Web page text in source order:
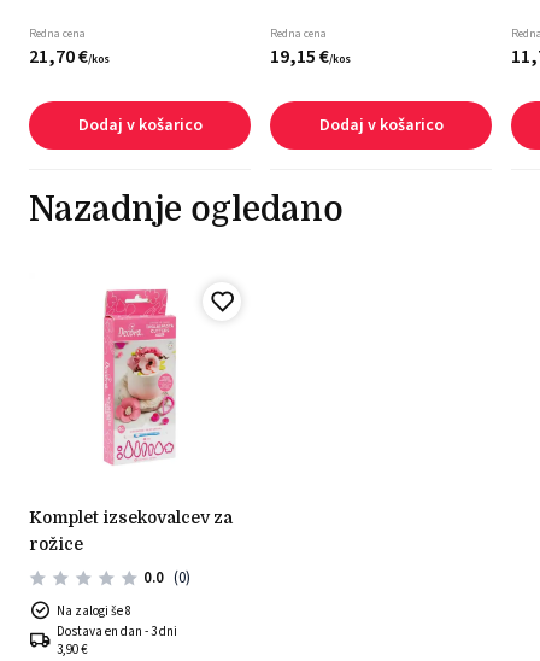
Redna cena
21,70€/kos
Dodaj v košarico
Redna cena
19,15€/kos
Dodaj v košarico
11,
Nazadnje ogledano
komplet izsekovalcev za
rožice
0.0 (0)
Na zalogi še 8
Dostava en dan - 3 dni
3,90 €